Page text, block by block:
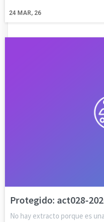
24 MAR, 26
Protegido: act028-
No hay extracto porque es